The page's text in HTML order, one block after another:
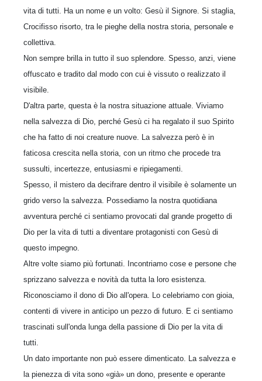
vita di tutti. Ha un nome e un volto: Gesù il Signore. Si staglia,
Crocifisso risorto, tra le pieghe della nostra storia, personale e
collettiva.
Non sempre brilla in tutto il suo splendore. Spesso, anzi, viene
offuscato e tradito dal modo con cui è vissuto o realizzato il
visibile.
D'altra parte, questa è la nostra situazione attuale. Viviamo
nella salvezza di Dio, perché Gesù ci ha regalato il suo Spirito
che ha fatto di noi creature nuove. La salvezza però è in
faticosa crescita nella storia, con un ritmo che procede tra
sussulti, incertezze, entusiasmi e ripiegamenti.
Spesso, il mistero da decifrare dentro il visibile è solamente un
grido verso la salvezza. Possediamo la nostra quotidiana
avventura perché ci sentiamo provocati dal grande progetto di
Dio per la vita di tutti a diventare protagonisti con Gesù di
questo impegno.
Altre volte siamo più fortunati. Incontriamo cose e persone che
sprizzano salvezza e novità da tutta la loro esistenza.
Riconosciamo il dono di Dio all'opera. Lo celebriamo con gioia,
contenti di vivere in anticipo un pezzo di futuro. E ci sentiamo
trascinati sull'onda lunga della passione di Dio per la vita di
tutti.
Un dato importante non può essere dimenticato. La salvezza e
la pienezza di vita sono «già» un dono, presente e operante